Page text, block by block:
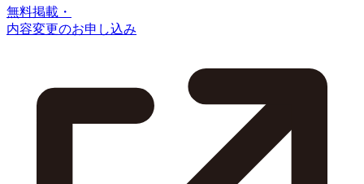
無料掲載・
内容変更のお申し込み